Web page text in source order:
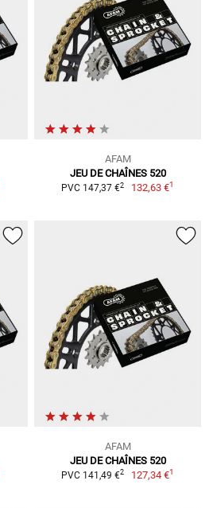
AFAM
JEU DE CHAÎNES 520
PVC 147,37 €2 132,63 €1
AFAM
JEU DE CHAÎNES 520
PVC 141,49 €2 127,34 €1